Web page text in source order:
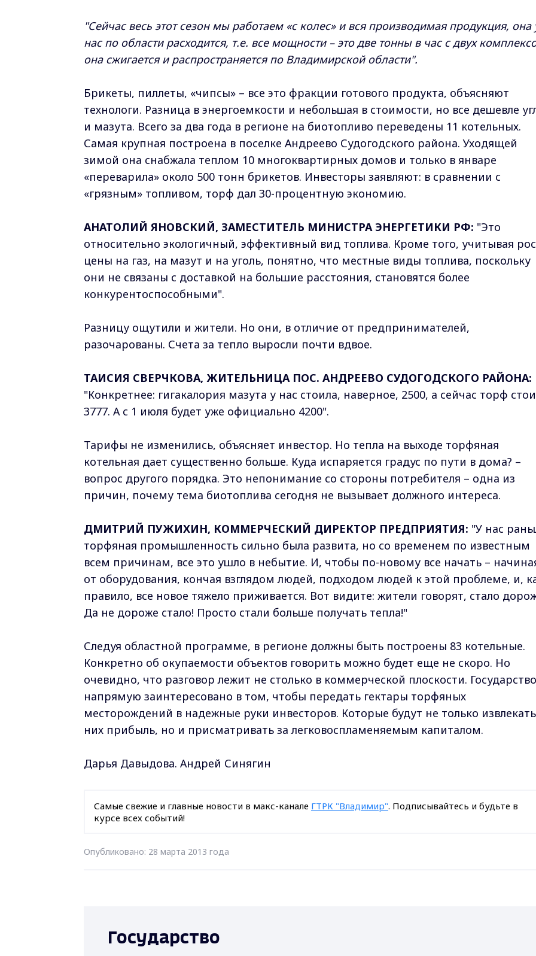
"Сейчас весь этот сезон мы работаем «с колес» и вся производимая продукция, она
нас по области расходится, т.е. все мощности – это две тонны в час с двух
она сжигается и распространяется по Владимирской области".
Брикеты, пиллеты, «чипсы» – все это фракции готового продукта, объясняют
технологи. Разница в энергоемкости и небольшая в стоимости, но все дешевле
и мазута. Всего за два года в регионе на биотопливо переведены 11 котельных.
Самая крупная построена в поселке Андреево Судогодского района. Уходящей
зимой она снабжала теплом 10 многоквартирных домов и только в январе
«переварила» около 500 тонн брикетов. Инвесторы заявляют: в сравнении с
«грязным» топливом, торф дал 30-процентную экономию.
АНАТОЛИЙ ЯНОВСКИЙ, ЗАМЕСТИТЕЛЬ МИНИСТРА ЭНЕРГЕТИКИ РФ: "Это
относительно экологичный, эффективный вид топлива. Кроме того, учитывая
цены на газ, на мазут и на уголь, понятно, что местные виды топлива, поскольку
они не связаны с доставкой на большие расстояния, становятся более
конкурентоспособными".
Разницу ощутили и жители. Но они, в отличие от предпринимателей,
разочарованы. Счета за тепло выросли почти вдвое.
ТАИСИЯ СВЕРЧКОВА, ЖИТЕЛЬНИЦА ПОС. АНДРЕЕВО СУДОГОДСКОГО РАЙОНА:
"Конкретнее: гигакалория мазута у нас стоила, наверное, 2500, а сейчас торф
3777. А с 1 июля будет уже официально 4200".
Тарифы не изменились, объясняет инвестор. Но тепла на выходе торфяная
котельная дает существенно больше. Куда испаряется градус по пути в дома? –
вопрос другого порядка. Это непонимание со стороны потребителя – одна из
причин, почему тема биотоплива сегодня не вызывает должного интереса.
ДМИТРИЙ ПУЖИХИН, КОММЕРЧЕСКИЙ ДИРЕКТОР ПРЕДПРИЯТИЯ: "У нас
торфяная промышленность сильно была развита, но со временем по известным
всем причинам, все это ушло в небытие. И, чтобы по-новому все начать –
от оборудования, кончая взглядом людей, подходом людей к этой проблеме, и,
правило, все новое тяжело приживается. Вот видите: жители говорят, стало
Да не дороже стало! Просто стали больше получать тепла!"
Следуя областной программе, в регионе должны быть построены 83 котельные.
Конкретно об окупаемости объектов говорить можно будет еще не скоро. Но
очевидно, что разговор лежит не столько в коммерческой плоскости. Государство
напрямую заинтересовано в том, чтобы передать гектары торфяных
месторождений в надежные руки инвесторов. Которые будут не только
них прибыль, но и присматривать за легковоспламеняемым капиталом.
Дарья Давыдова. Андрей Синягин
Самые свежие и главные новости в макс-канале ГТРК "Владимир". Подписывайтесь и будьте в
курсе всех событий!
Опубликовано: 28 марта 2013 года
Государство